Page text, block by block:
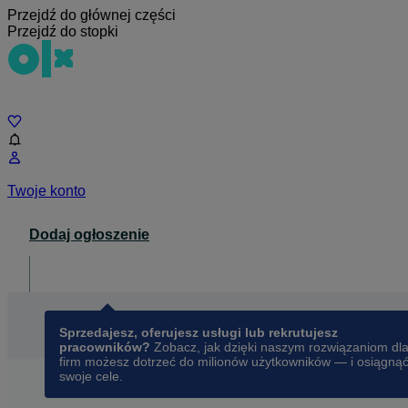
Przejdź do głównej części
Przejdź do stopki
Twoje konto
Dodaj ogłoszenie
Sprzedajesz, oferujesz usługi lub rekrutujesz
pracowników? Zobacz, jak dzięki naszym rozwiązaniom dla
firm możesz dotrzeć do milionów użytkowników — i osiągnąć
swoje cele.